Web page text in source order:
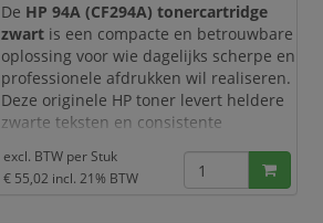
Aantal afdruk
De HP 94A (CF294A) tonercartridge
zwart is een compacte en betrouwbare
oplossing voor wie dagelijks scherpe en
professionele afdrukken wil realiseren.
Deze originele HP toner levert heldere
zwarte teksten en consistente
en kleine kantooromgevingen.
excl. BTW per Stuk
€ 55,02 incl. 21% BTW